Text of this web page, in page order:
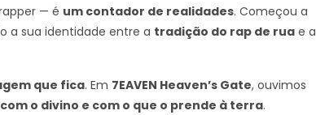
— é um contador de realidades. Começou a
a sua identidade entre a tradição do rap de rua e a
que fica. Em 7EAVEN Heaven’s Gate, ouvimos
o divino e com o que o prende à terra.